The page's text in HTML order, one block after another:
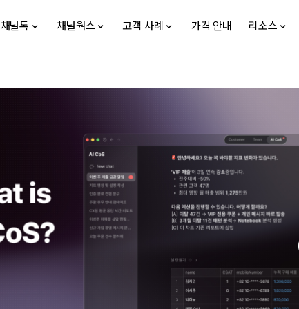
채널톡 채널웍스 고객 사례 가격 안내 리소스